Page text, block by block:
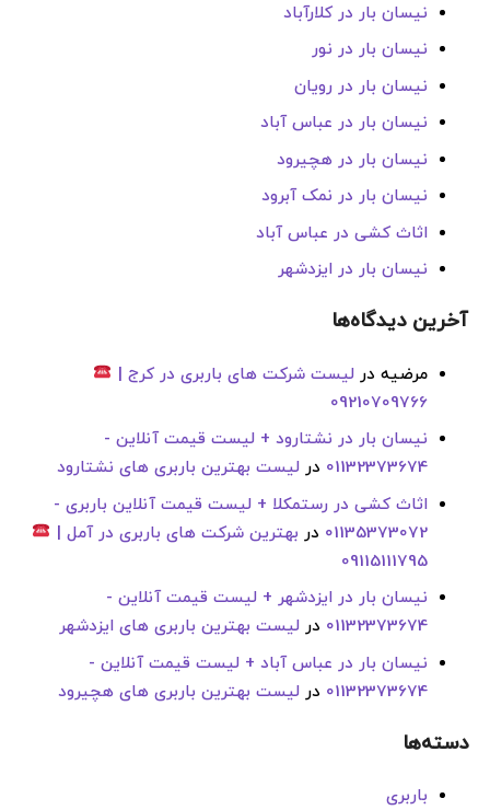
نیسان بار در کلارآباد
نیسان بار در نور
نیسان بار در رویان
نیسان بار در عباس آباد
نیسان بار در هچیرود
نیسان بار در نمک آبرود
اثاث کشی در عباس آباد
نیسان بار در ایزدشهر
آخرین دیدگاه‌ها
مرضیه درلیست شرکت های باربری در کرج |
09210709766
نیسان بار در نشتارود + لیست قیمت آنلاین -
01132373674 درلیست بهترین باربری های نشتارود
اثاث کشی در رستمکلا + لیست قیمت آنلاین باربری -
01135373072 در بهترین شرکت های باربری در آمل |
09115111795
نیسان بار در ایزدشهر + لیست قیمت آنلاین -
01132373674 درلیست بهترین باربری های ایزدشهر
نیسان بار در عباس آباد + لیست قیمت آنلاین -
01132373674 درلیست بهترین باربری های هچیرود
دسته‌ها
باربری